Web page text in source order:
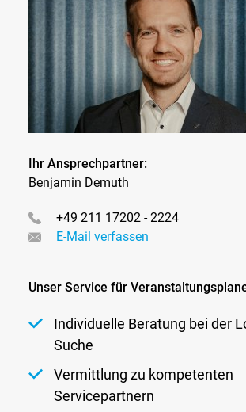
Ihr Ansprechpartner:
Benjamin Demuth
+49 211 17202 - 2224
E-Mail verfassen
Unser Service für
Individuelle Beratung bei der
Suche
Vermittlung zu kompetenten
Servicepartnern